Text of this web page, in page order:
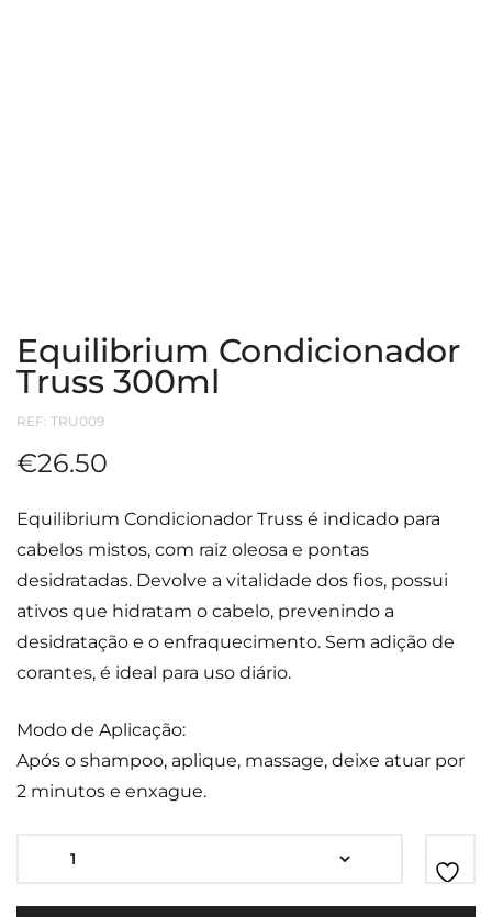
Equilibrium Condicionador
Truss 300ml
REF: TRU009
€26.50
Equilibrium Condicionador Truss é indicado para
cabelos mistos, com raiz oleosa e pontas
desidratadas. Devolve a vitalidade dos fios, possui
ativos que hidratam o cabelo, prevenindo a
desidratação e o enfraquecimento. Sem adição de
corantes, é ideal para uso diário.
Modo de Aplicação:
Após o shampoo, aplique, massage, deixe atuar por
2 minutos e enxague.